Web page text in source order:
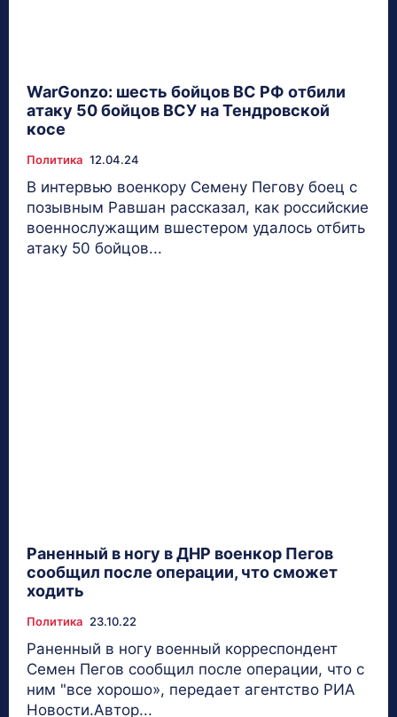
WarGonzo: шесть бойцов ВС РФ отбили
атаку 50 бойцов ВСУ на Тендровской
косе
Политика 12.04.24
В интервью военкору Семену Пегову боец с
позывным Равшан рассказал, как российские
военнослужащим вшестером удалось отбить
атаку 50 бойцов...
Раненный в ногу в ДНР военкор Пегов
сообщил после операции, что сможет
ходить
Политика 23.10.22
Раненный в ногу военный корреспондент
Семен Пегов сообщил после операции, что с
ним "все хорошо», передает агентство РИА
Новости.Автор...